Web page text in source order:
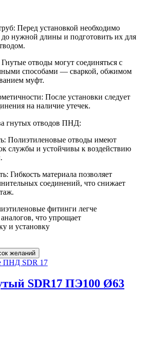
Перед установкой необходимо
до нужной длины и подготовить их для
отводы могут соединяться с
способами — сваркой, обжимом
муфт.
После установки следует
на наличие утечек.
гнутых отводов ПНД:
Полиэтиленовые отводы имеют
службы и устойчивы к воздействию
Гибкость материала позволяет
соединений, что снижает
фитинги легче
что упрощает
и установку
желаний
ПНД SDR 17
SDR17 ПЭ100 Ø63